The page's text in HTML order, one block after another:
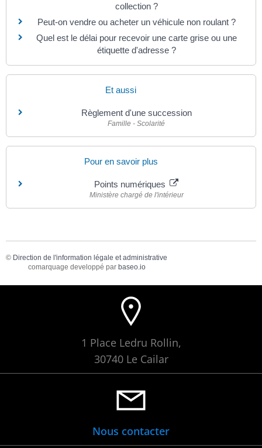
collection ?
Peut-on vendre ou acheter un véhicule non roulant ?
Quel est le délai pour recevoir une carte grise ou une
étiquette d'adresse ?
Et aussi
Règlement d'une succession
Famille - Scolarité
Pour en savoir plus
Points numériques
Ministère chargé de l'intérieur
© Direction de l'information légale et administrative
comarquage developpé par baseo.io
1 Place Ledru Rollin,
30740 Le Cailar
Nous contacter